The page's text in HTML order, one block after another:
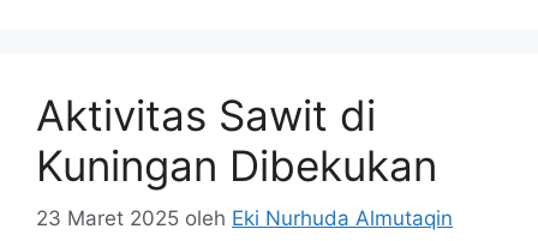
Aktivitas Sawit di
Kuningan Dibekukan
23 Maret 2025 oleh Eki Nurhuda Almutaqin